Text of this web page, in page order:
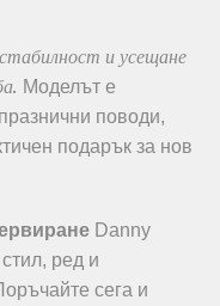
и усещане
Моделът е
поводи,
подарък за нов
Danny
ред и
сега и